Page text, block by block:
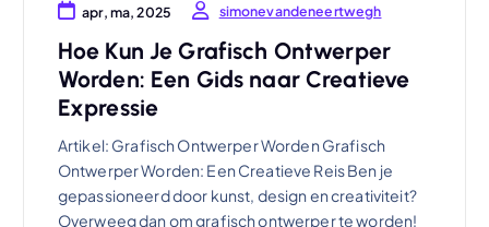
apr, ma, 2025 simonevandeneertwegh
Hoe Kun Je Grafisch Ontwerper
Worden: Een Gids naar Creatieve
Expressie
Artikel: Grafisch Ontwerper Worden Grafisch
Ontwerper Worden: Een Creatieve Reis Ben je
gepassioneerd door kunst, design en creativiteit?
Overweeg dan om grafisch ontwerper te worden!